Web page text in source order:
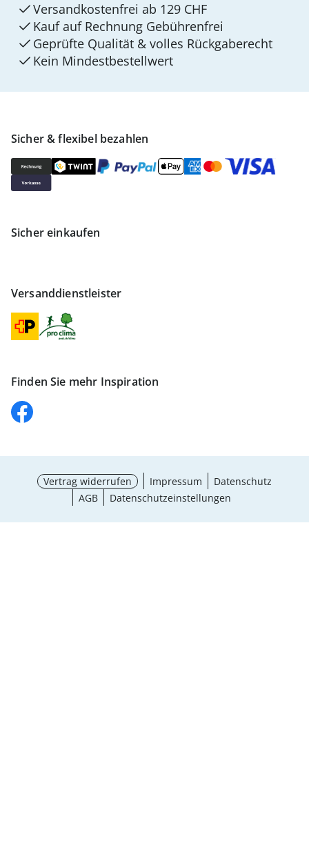
Sicher & flexibel bezahlen
Sicher einkaufen
Versanddienstleister
Finden Sie mehr Inspiration
Versandkostenfrei ab 129 CHF
Kauf auf Rechnung Gebührenfrei
Geprüfte Qualität & volles Rückgaberecht
Kein Mindest­bestellwert
Vertrag widerrufen Impressum
Datenschutz
AGB
Datenschutzeinstellungen